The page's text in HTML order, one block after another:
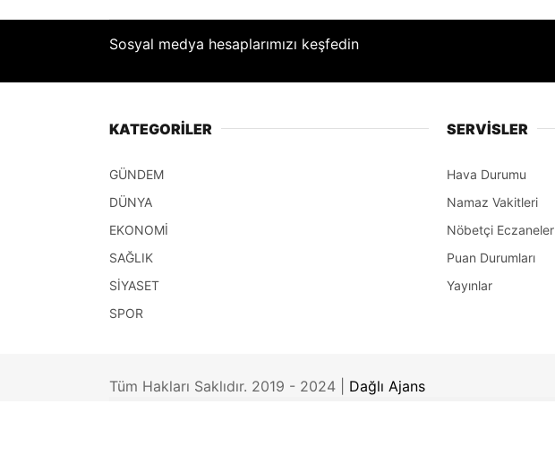
Sosyal medya hesaplarımızı keşfedin
KATEGORİLER
GÜNDEM
DÜNYA
EKONOMİ
SAĞLIK
SİYASET
SPOR
SERVİSLER
Hava Durumu
Namaz Vakitleri
Nöbetçi Eczaneler
Puan Durumları
Yayınlar
Tüm Hakları Saklıdır. 2019 - 2024 | Dağlı Ajans